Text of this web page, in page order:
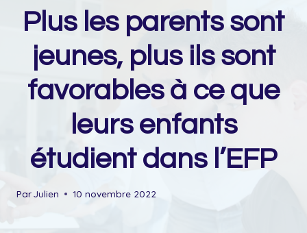
Plus les parents sont
jeunes, plus ils sont
favorables à ce que
leurs enfants
étudient dans l’EFP
ParJulien 10 novembre 2022